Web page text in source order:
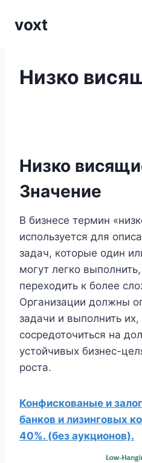
voxt
Низко
Низко
Значение
В бизнесе термин
используется для
задач, которые один
могут легко
переходить к более
Организации должны
задачи и выполнить
сосредоточиться на
устойчивых бизнес-
роста.
Конфискованые и
банков и лизинговых
40%. (без аукционов).